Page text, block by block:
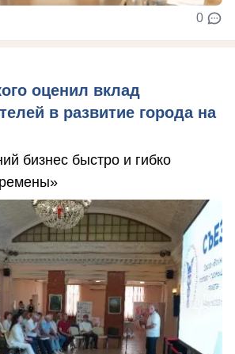
0
оценил вклад
в развитие города на
бизнес быстро и гибко